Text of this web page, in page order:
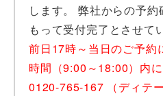
します。 弊社からの予
もって受付完了とさせて
前日17時～当日のご予約
時間（9:00～18:00）内
0120-765-167 （ディテ